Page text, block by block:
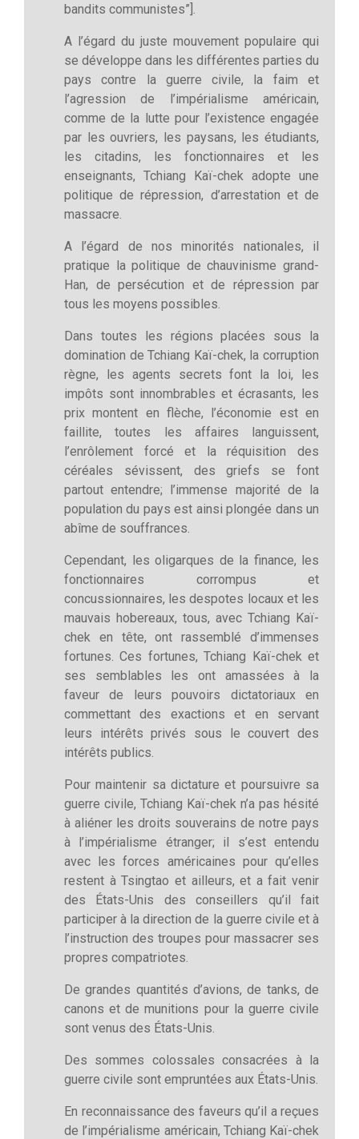
bandits communistes”].
A l’égard du juste mouvement populaire qui
se développe dans les différentes parties du
pays contre la guerre civile, la faim et
l’agression de l’impérialisme américain,
comme de la lutte pour l’existence engagée
par les ouvriers, les paysans, les étudiants,
les citadins, les fonctionnaires et les
enseignants, Tchiang Kaï-chek adopte une
politique de répression, d’arrestation et de
massacre.
A l’égard de nos minorités nationales, il
pratique la politique de chauvinisme grand-
Han, de persécution et de répression par
tous les moyens possibles.
Dans toutes les régions placées sous la
domination de Tchiang Kaï-chek, la corruption
règne, les agents secrets font la loi, les
impôts sont innombrables et écrasants, les
prix montent en flèche, l’économie est en
faillite, toutes les affaires languissent,
l’enrôlement forcé et la réquisition des
céréales sévissent, des griefs se font
partout entendre; l’immense majorité de la
population du pays est ainsi plongée dans un
abîme de souffrances.
Cependant, les oligarques de la finance, les
fonctionnaires corrompus et
concussionnaires, les despotes locaux et les
mauvais hobereaux, tous, avec Tchiang Kaï-
chek en tête, ont rassemblé d’immenses
fortunes. Ces fortunes, Tchiang Kaï-chek et
ses semblables les ont amassées à la
faveur de leurs pouvoirs dictatoriaux en
commettant des exactions et en servant
leurs intérêts privés sous le couvert des
intérêts publics.
Pour maintenir sa dictature et poursuivre sa
guerre civile, Tchiang Kaï-chek n’a pas hésité
à aliéner les droits souverains de notre pays
à l’impérialisme étranger; il s’est entendu
avec les forces américaines pour qu’elles
restent à Tsingtao et ailleurs, et a fait venir
des États-Unis des conseillers qu’il fait
participer à la direction de la guerre civile et à
l’instruction des troupes pour massacrer ses
propres compatriotes.
De grandes quantités d’avions, de tanks, de
canons et de munitions pour la guerre civile
sont venus des États-Unis.
Des sommes colossales consacrées à la
guerre civile sont empruntées aux États-Unis.
En reconnaissance des faveurs qu’il a reçues
de l’impérialisme américain, Tchiang Kaï-chek